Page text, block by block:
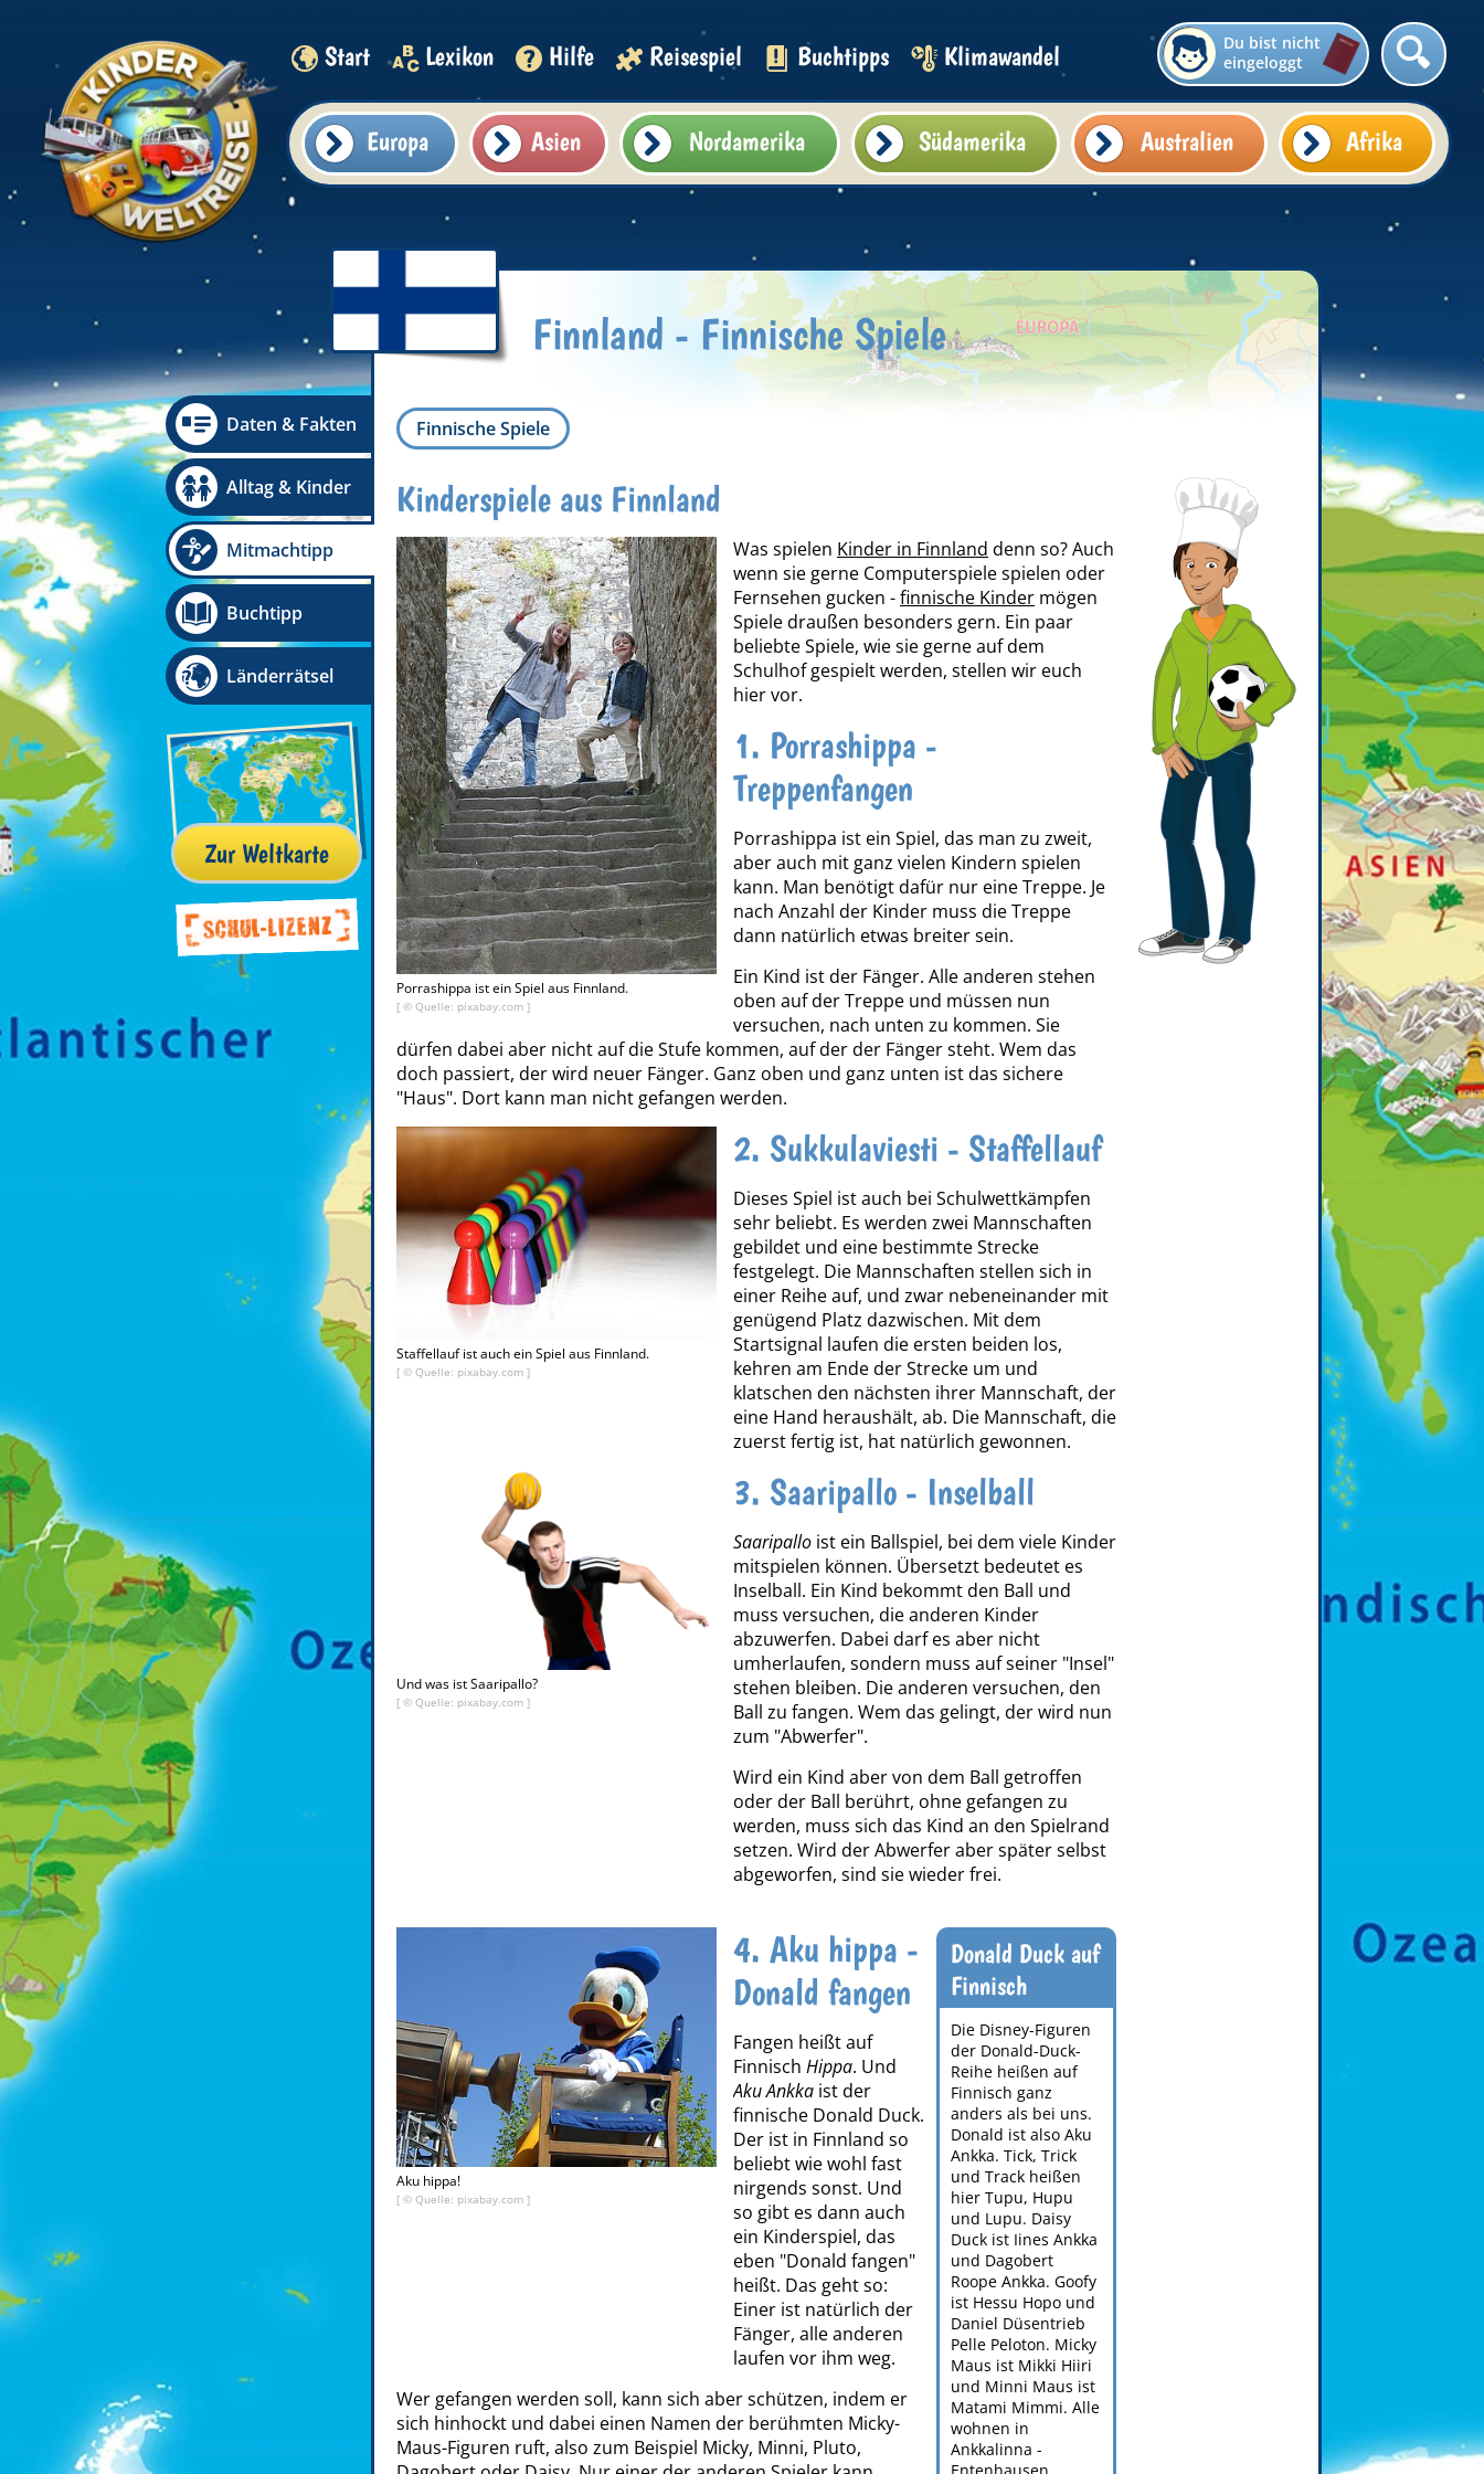
Start Lexikon Hilfe Reisespiel Buchtipps Klimawandel
Du bist nicht
eingeloggt
Europa Asien Nordamerika Südamerika Australien Afrika
Daten & Fakten
Alltag & Kinder
Mitmachtipp
Buchtipp
Länderrätsel
Zur Weltkarte
Finnland - Finnische Spiele
Finnische Spiele
Kinderspiele aus Finnland
Porrashippa ist ein Spiel aus Finnland.
[ © Quelle: pixabay.com ]
Was spielen Kinder in Finnland denn so? Auch
wenn sie gerne Computerspiele spielen oder
Fernsehen gucken -finnische Kinder mögen
Spiele draußen besonders gern. Ein paar
beliebte Spiele, wie sie gerne auf dem
Schulhof gespielt werden, stellen wir euch
hier vor.
1. Porrashippa -
Treppenfangen
Porrashippa ist ein Spiel, das man zu zweit,
aber auch mit ganz vielen Kindern spielen
kann. Man benötigt dafür nur eine Treppe. Je
nach Anzahl der Kinder muss die Treppe
dann natürlich etwas breiter sein.
Ein Kind ist der Fänger. Alle anderen stehen
oben auf der Treppe und müssen nun
versuchen, nach unten zu kommen. Sie
dürfen dabei aber nicht auf die Stufe kommen, auf der der Fänger steht. Wem das
doch passiert, der wird neuer Fänger. Ganz oben und ganz unten ist das sichere
"Haus". Dort kann man nicht gefangen werden.
Staffellauf ist auch ein Spiel aus Finnland.
[ © Quelle: pixabay.com ]
2. Sukkulaviesti - Staffellauf
Dieses Spiel ist auch bei Schulwettkämpfen
sehr beliebt. Es werden zwei Mannschaften
gebildet und eine bestimmte Strecke
festgelegt. Die Mannschaften stellen sich in
einer Reihe auf, und zwar nebeneinander mit
genügend Platz dazwischen. Mit dem
Startsignal laufen die ersten beiden los,
kehren am Ende der Strecke um und
klatschen den nächsten ihrer Mannschaft, der
eine Hand heraushält, ab. Die Mannschaft, die
zuerst fertig ist, hat natürlich gewonnen.
Und was ist Saaripallo?
[ © Quelle: pixabay.com ]
3. Saaripallo - Inselball
Saaripallo ist ein Ballspiel, bei dem viele Kinder
mitspielen können. Übersetzt bedeutet es
Inselball. Ein Kind bekommt den Ball und
muss versuchen, die anderen Kinder
abzuwerfen. Dabei darf es aber nicht
umherlaufen, sondern muss auf seiner "Insel"
stehen bleiben. Die anderen versuchen, den
Ball zu fangen. Wem das gelingt, der wird nun
zum "Abwerfer".
Wird ein Kind aber von dem Ball getroffen
oder der Ball berührt, ohne gefangen zu
werden, muss sich das Kind an den Spielrand
setzen. Wird der Abwerfer aber später selbst
abgeworfen, sind sie wieder frei.
Donald Duck auf
Finnisch
Die Disney-Figuren
der Donald-Duck-
Reihe heißen auf
Finnisch ganz
anders als bei uns.
Donald ist also Aku
Ankka. Tick, Trick
und Track heißen
hier Tupu, Hupu
und Lupu. Daisy
Duck ist Iines Ankka
und Dagobert
Roope Ankka. Goofy
ist Hessu Hopo und
Daniel Düsentrieb
Pelle Peloton. Micky
Maus ist Mikki Hiiri
und Minni Maus ist
Matami Mimmi. Alle
wohnen in
Ankkalinna -
Aku hippa!
[ © Quelle: pixabay.com ]
4. Aku hippa -
Donald fangen
Fangen heißt auf
Finnisch Hippa. Und
Aku Ankka ist der
finnische Donald Duck.
Der ist in Finnland so
beliebt wie wohl fast
nirgends sonst. Und
so gibt es dann auch
ein Kinderspiel, das
eben "Donald fangen"
heißt. Das geht so:
Einer ist natürlich der
Fänger, alle anderen
laufen vor ihm weg.
Wer gefangen werden soll, kann sich aber schützen, indem er
sich hinhockt und dabei einen Namen der berühmten Micky-
Maus-Figuren ruft, also zum Beispiel Micky, Minni, Pluto,